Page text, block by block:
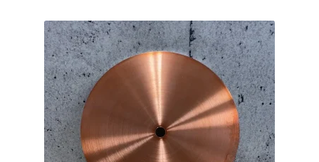
は
商
品
ペ
ー
ジ
ら